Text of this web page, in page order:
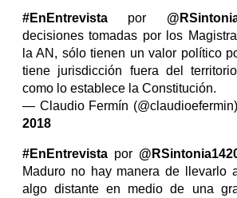
#EnEntrevista por
decisiones tomadas por los
la AN, sólo tienen un valor político
tiene jurisdicción fuera del
como lo establece la Constitución.
— Claudio Fermín
2018
#EnEntrevista por
Maduro no hay manera de llevarlo
algo distante en medio de una